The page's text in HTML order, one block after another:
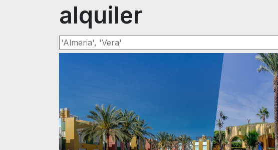
alquiler